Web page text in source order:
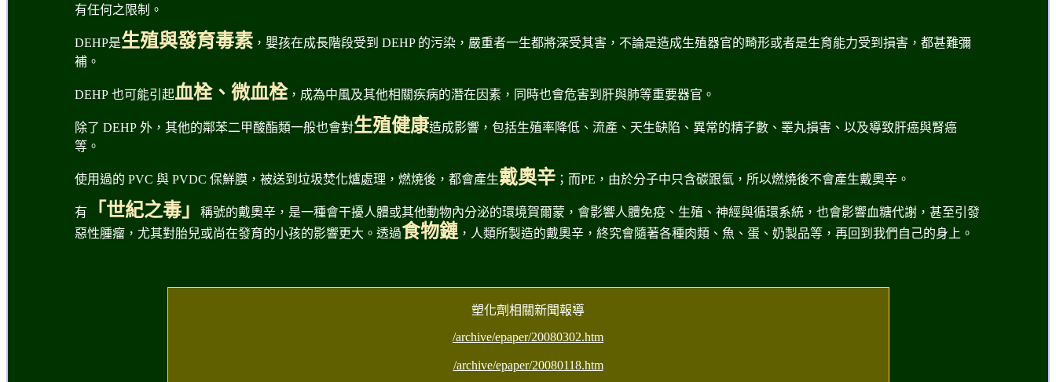
有任何之限制。
DEHP是生殖與發育毒素 ， 嬰孩在成長階段受到 DEHP 的污染，嚴重者一生都將深受其害，不論是造成生殖器官的畸形或者是生育能力受到損害，都甚難彌
補。
DEHP 也可能引起血栓、微血栓 ，成為中風及其他相關疾病的潛在因素，同時也會危害到肝與肺等重要器官。
除了 DEHP 外，其他的鄰苯二甲酸酯類一般也會對生殖健康造成影響，包括生殖率降低、流產、天生缺陷、異常的精子數、睪丸損害、以及導致肝癌與腎癌
等。
使用過的 PVC 與 PVDC 保鮮膜，被送到垃圾焚化爐處理，燃燒後，都會產生戴奧辛 ；而PE ，由於分子中只含碳跟氫，所以燃燒後不會產生戴奧辛。
有 「世紀之毒」
稱號的戴奧辛，是一種會干擾人體或其他動物內分泌的環境賀爾蒙，會影響人體免疫、生殖、神經與循環系統，也會影響血糖代謝，甚至引發
惡性腫瘤，尤其對胎兒或尚在發育的小孩的影響更大。透過食物鏈 ，人類所製造的戴奧辛，終究會隨著各種肉類、魚、蛋、奶製品等，再回到我們自己的身上。
塑化劑相關新聞報導
/archive/epaper/20080302.htm
/archive/epaper/20080118.htm